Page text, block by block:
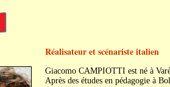
Réalisateur et scénariste italien
Giacomo CAMPIOTTI est né à
Après des études en pédagogie à